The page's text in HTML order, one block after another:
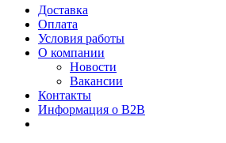
Доставка
Оплата
Условия работы
О компании
Новости
Вакансии
Контакты
Информация о B2B